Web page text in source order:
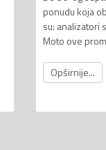
ponudu koja
su: analizatori
Moto ove
Opširnije...